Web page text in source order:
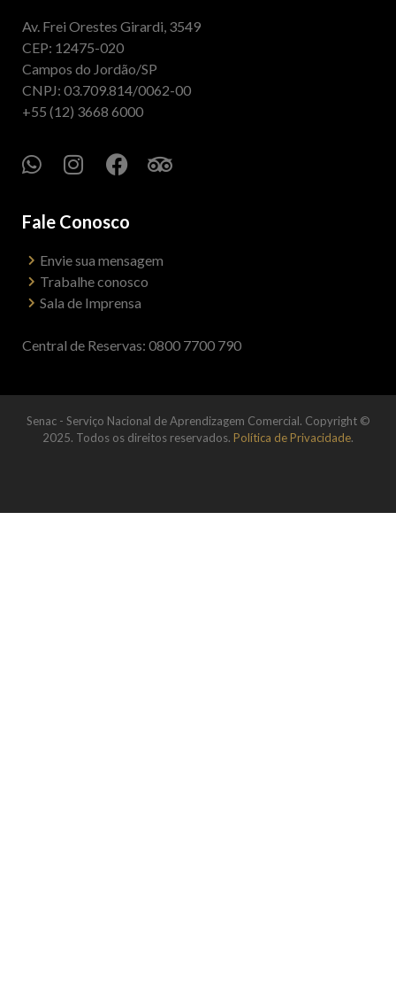
Av. Frei Orestes Girardi, 3549
CEP: 12475-020
Campos do Jordão/SP
CNPJ: 03.709.814/0062-00
+55 (12) 3668 6000
Fale Conosco
Envie sua mensagem
Trabalhe conosco
Sala de Imprensa
Central de Reservas: 0800 7700 790
Senac - Serviço Nacional de Aprendizagem Comercial. Copyright ©
2025. Todos os direitos reservados. Política de Privacidade.